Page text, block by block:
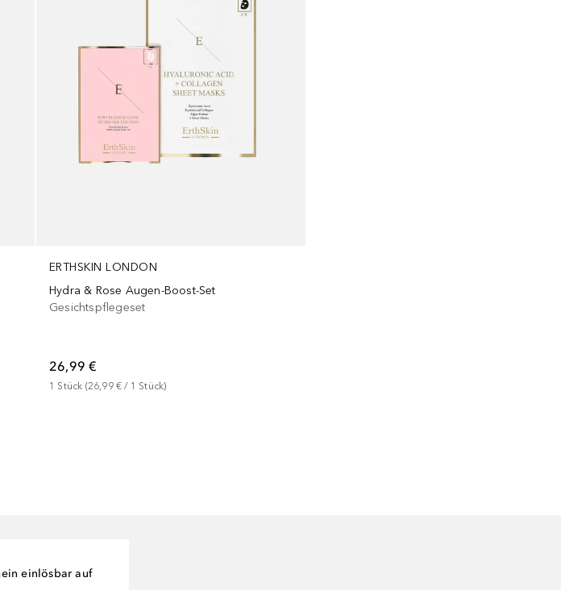
ERTHSKIN LONDON
Hydra & Rose Augen-Boost-Set
Gesichtspflegeset
26,99 €
1 Stück (26,99 € / 1 Stück)
einlösbar auf